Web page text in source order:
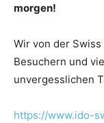
morgen!
Wir von der
Besuchern und
unvergesslichen
https://www.ido-